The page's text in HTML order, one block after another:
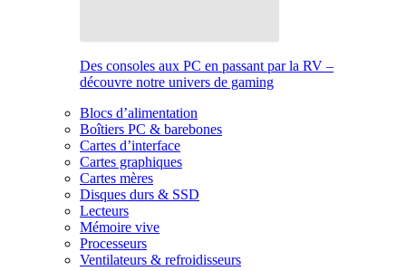
Des consoles aux PC en passant par la RV –
découvre notre univers de gaming
Blocs d’alimentation
Boîtiers PC & barebones
Cartes d’interface
Cartes graphiques
Cartes mères
Disques durs & SSD
Lecteurs
Mémoire vive
Processeurs
Ventilateurs & refroidisseurs